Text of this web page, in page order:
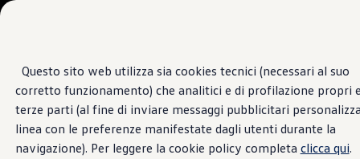
Questo sito web utilizza sia cookies tecnici (necessari al suo
corretto funzionamento) che analitici e di profilazione propri
terze parti (al fine di inviare messaggi pubblicitari
linea con le preferenze manifestate dagli utenti durante la
navigazione). Per leggere la cookie policy completa clicca qui.
Passa ai
contenuti
principali
Passa
a
fondo
pagina
VanLife
Pick-up
Veicoli Commerciali Elettrici
Van
Modelli precedenti
Confronta i modelli
Configurazioni salvate
FRATELLI GIACOMEL
4.8 77 Recensioni